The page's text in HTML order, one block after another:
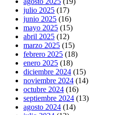
julio 2025 (17)
junio 2025 (16)
mayo 2025 (15)
abril 2025 (12)
marzo 2025 (15)
febrero 2025 (18)
enero 2025 (18)
diciembre 2024 (15)
noviembre 2024 (14)
octubre 2024 (16)
septiembre 2024 (13)
agosto 2024 (14)